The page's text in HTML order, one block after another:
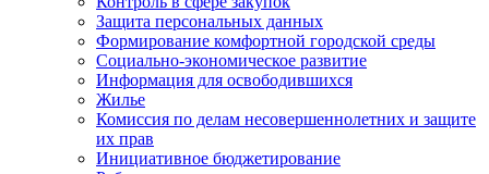
Защита персональных данных
Формирование комфортной городской среды
Социально-экономическое развитие
Информация для освободившихся
Жилье
Комиссия по делам несовершеннолетних и защите
их прав
Инициативное бюджетирование